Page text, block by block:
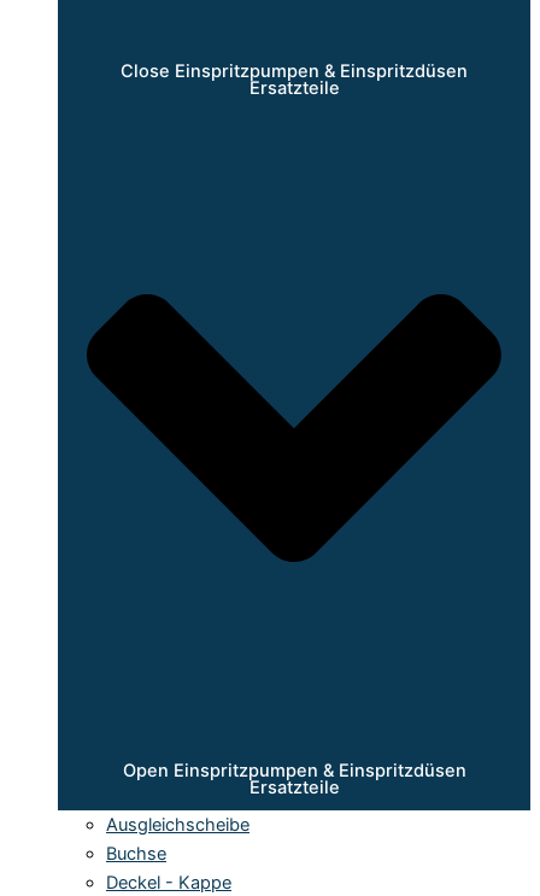
Close Einspritzpumpen & Einspritzdüsen
Ersatzteile
Open Einspritzpumpen & Einspritzdüsen
Ersatzteile
Ausgleichscheibe
Buchse
Deckel - Kappe